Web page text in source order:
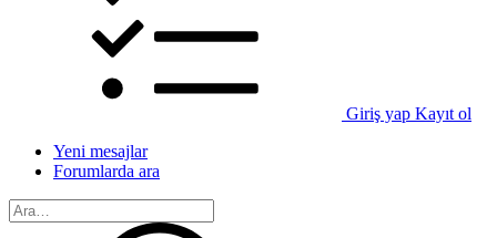
Giriş yap Kayıt ol
Yeni mesajlar
Forumlarda ara